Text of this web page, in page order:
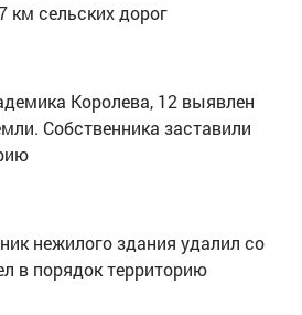
км сельских дорог
Королева, 12 выявлен
Собственника заставили
нежилого здания удалил со
в порядок территорию